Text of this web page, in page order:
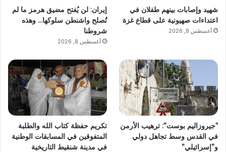
شهيد وإصابات بينهم طفلان في
اعتداءات صهيونية على قطاع غزة
أغسطس 8, 2026
إيران: لن يُفتح مضيق هرمز ما لم
تُصلح واشنطن سلوكها… وهذه
شروطنا
أغسطس 8, 2026
“جيروزاليم بوست”: ترهيب الأرمن
في القدس وسط تجاهل دولي
و”إسرائيلي”
تكريم حفظة كتاب الله والطلبة
المتفوقين في المسابقات الوطنية
في مدينة شنقيط التاريخية